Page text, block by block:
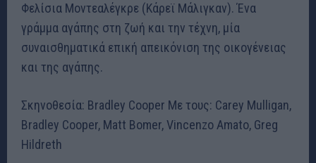
Φελίσια Μοντεαλέγκρε (Κάρεϊ Μάλιγκαν). Ένα
γράμμα αγάπης στη ζωή και την τέχνη, μία
συναισθηματικά επική απεικόνιση της οικογένειας
και της αγάπης.
Σκηνοθεσία: Bradley Cooper Με τους: Carey Mulligan,
Bradley Cooper, Matt Bomer, Vincenzo Amato, Greg
Hildreth